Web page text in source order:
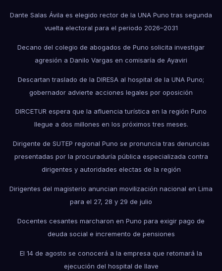
Dante Salas Ávila es elegido rector de la UNA Puno tras segunda
vuelta electoral para el periodo 2026–2031
Decano del colegio de abogados de Puno solicita investigar
agresión a Danilo Vargas en comisaría de Ayaviri
Descartan traslado de la DIRESA al hospital de la UNA Puno;
gobernador advierte acciones legales por oposición
DIRCETUR espera que la afluencia turística en la región Puno
llegue a dos millones en los próximos tres meses.
Dirigente de SUTEP regional Puno se pronuncia tras denuncias
presentadas por la procuraduría pública especializada contra
dirigentes y autoridades electas de la región
Dirigentes del magisterio anuncian movilización nacional en Lima
para el 27, 28 y 29 de julio
Docentes cesantes marcharon en Puno para exigir pago de
deuda social e incremento de pensiones
El 14 de agosto se conocerá a la empresa que retomará la
ejecución del hospital de Ilave